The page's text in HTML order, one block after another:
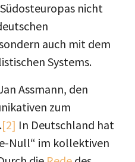
nicht
auch mit dem
Systems.
Assmann, den
zum
[2] In Deutschland hat
Null“ im kollektiven